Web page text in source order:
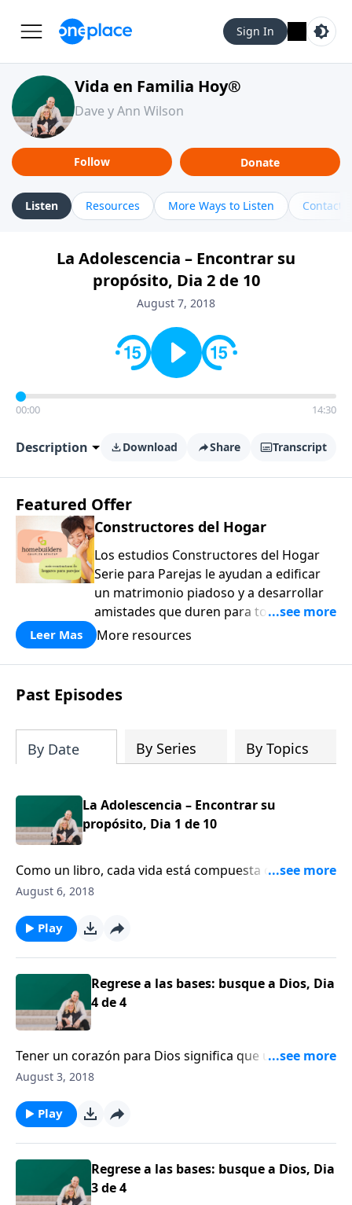
Sign In
Vida en Familia Hoy®
Dave y Ann Wilson
Follow Donate
Listen Resources More Ways to Listen Contact
La Adolescencia – Encontrar su
propósito, Dia 2 de 10
August 7, 2018
00:00 14:30
Description Download Share Transcript
Featured Offer
Constructores del Hogar
Los estudios Constructores del Hogar
Serie para Parejas le ayudan a edificar
un matrimonio piadoso y a desarrollar
amistades que duren para toda la vida.
¡Únase a uno de los estudios de grupos
a casa los principios de la Palabra de
Dios para compartirlos con su familia,
su iglesia y su comunidad!
Leer Mas More resources
Past Episodes
By Date By Series By Topics
La Adolescencia – Encontrar su
propósito, Dia 1 de 10
Como un libro, cada vida está compuesta de
capítulos. Bárbara Rainey nos permite observar
adaptó y mantuvo sus prioridades en cada etapa.
Desde sus primeros años, Bárbara recuerda sus
sus años de adolescencia cuando percibió por
primera vez que Dios tenía un propósito más grande
para su vida.
August 6, 2018
Play
Regrese a las bases: busque a Dios, Dia
4 de 4
Tener un corazón para Dios significa que usted
tendrá una vida relevante. Dennis Rainey comparte
usted jamás se arrepentirá.
August 3, 2018
Play
Regrese a las bases: busque a Dios, Dia
3 de 4